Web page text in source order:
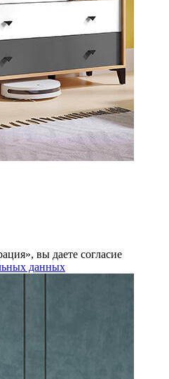
вы даете согласие
данных